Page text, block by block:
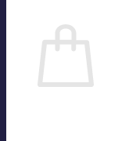
Es befinden